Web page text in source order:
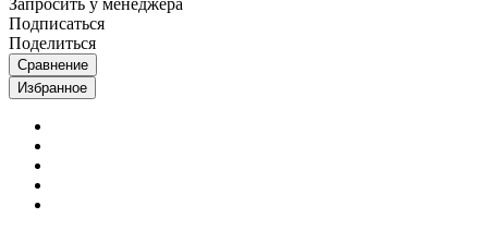
Подписаться
Поделиться
Сравнение
Избранное